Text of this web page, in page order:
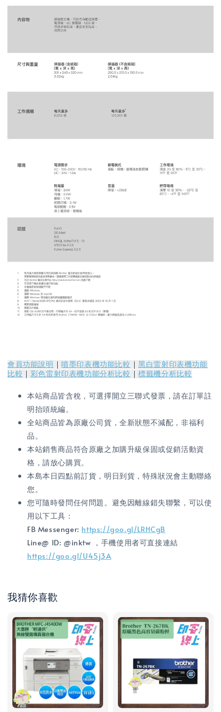
會員功能說明 ｜噴墨印表機功能比較 ｜黑白雷射印表機功能
比較 ｜ 彩色雷射印表機功能分析比較 ｜標籤機分析比較
本站商品皆含稅，可選擇開立三聯式發票，請在訂單註
明抬頭統編。
全站商品皆為原廠公司貨，全新狀態不減配，非福利
品。
本站銷售商品符合原廠之加購升級保固或促銷活動資
格，請放心購買。
本島本日四點前訂貨，明日到貨，特殊狀況會主動聯絡
您。
您可隨時發問任何問題。避免因離線錯失聯繫，可以使
用以下工具：
FB Messenger: https://goo.gl/LRHCgB
Line@ ID: @inktw ，手機使用者可直接連結
https://goo.gl/U45j3A
我猜你喜歡